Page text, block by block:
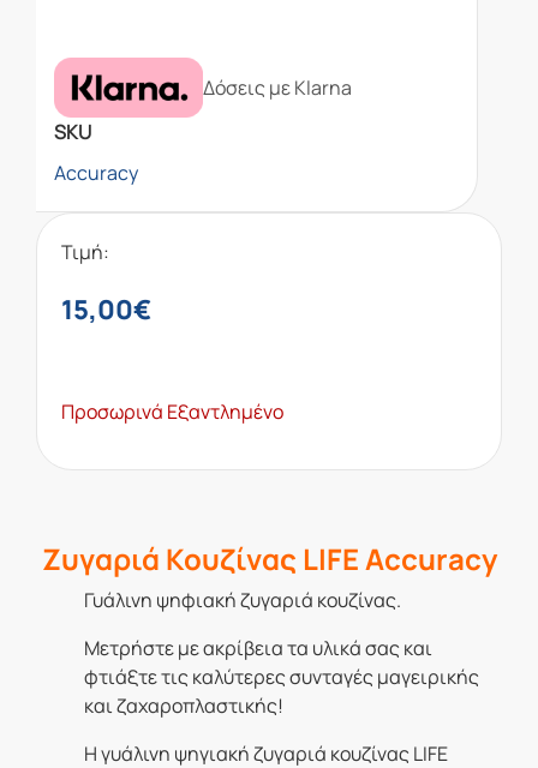
Δόσεις με Klarna
SKU
Accuracy
Τιμή:
15,00€
Προσωρινά Εξαντλημένο
Ζυγαριά Κουζίνας LIFE Accuracy
Γυάλινη ψηφιακή ζυγαριά κουζίνας.
Μετρήστε με ακρίβεια τα υλικά σας και
φτιάξτε τις καλύτερες συνταγές μαγειρικής
και ζαχαροπλαστικής!
Η γυάλινη ψηγιακή ζυγαριά κουζίνας LIFE